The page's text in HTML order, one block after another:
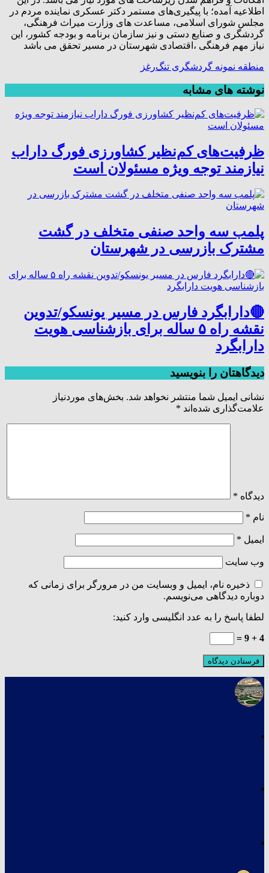
اطلاعیه آمده؛ با پیگیری‌های مستمر دکتر عسکری نماینده مردم در
مجلس شورای اسلامی، مساعدت های وزارت میراث فرهنگی،
گردشگری و صنایع دستی و نیز سازمان برنامه و بودجه کشور، این
نیاز مهم فرهنگی ،اقتصادی شهرستان در مسیر تحقق می باشد
منطقه نمونه گردشگرى تنگ‌رغز
نوشته های مشابه
ظرفیت‌های کم‌نظیر کشاورزی فورگ داراب
نیازمند توجه ویژه مسئولان است
پلمب سه واحد صنفی متخلف در گشت
مشترک بازرسی در شهرستان
🔴دارابگرد فارس در مسیر یونسکو/تدوین
نقشه راه ۵ ساله برای بازشناسی هویت
دارابگرد
دیدگاهتان را بنویسید
نشانی ایمیل شما منتشر نخواهد شد. بخش‌های موردنیاز
علامت‌گذاری شده‌اند *
دیدگاه *
نام *
ایمیل *
وب‌ سایت
ذخیره نام، ایمیل و وبسایت من در مرورگر برای زمانی که
دوباره دیدگاهی می‌نویسم.
لطفا پاسخ را به عدد انگلیسی وارد کنید:
4 + 9 =